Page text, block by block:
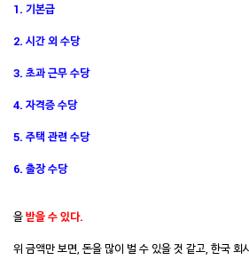
1. 기본급
2. 시간 외 수당
3. 초과 근무 수당
4. 자격증 수당
5. 주택 관련 수당
6. 출장 수당
을받을 수 있다.
위 금액만 보면, 돈을 많이 벌 수 있을 것 같고, 한국 회